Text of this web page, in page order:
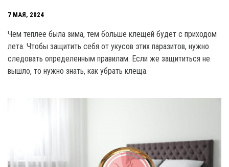
7 МАЯ, 2024
Чем теплее была зима, тем больше клещей будет с приходом
лета. Чтобы защитить себя от укусов этих паразитов, нужно
следовать определенным правилам. Если же защититься не
вышло, то нужно знать, как убрать клеща.